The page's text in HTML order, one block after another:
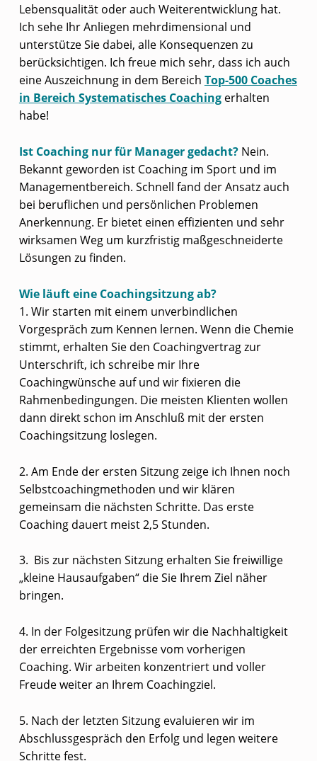
Lebensqualität oder auch Weiterentwicklung hat.
Ich sehe Ihr Anliegen mehrdimensional und
unterstütze Sie dabei, alle Konsequenzen zu
berücksichtigen. Ich freue mich sehr, dass ich auch
eine Auszeichnung in dem Bereich Top-500 Coaches
in Bereich Systematisches Coachingerhalten
habe!
Ist Coaching nur für Manager gedacht? Nein.
Bekannt geworden ist Coaching im Sport und im
Managementbereich. Schnell fand der Ansatz auch
bei beruflichen und persönlichen Problemen
Anerkennung. Er bietet einen effizienten und sehr
wirksamen Weg um kurzfristig maßgeschneiderte
Lösungen zu finden.
Wie läuft eine Coachingsitzung ab?
1. Wir starten mit einem unverbindlichen
Vorgespräch zum Kennen lernen. Wenn die Chemie
stimmt, erhalten Sie den Coachingvertrag zur
Unterschrift, ich schreibe mir Ihre
Coachingwünsche auf und wir fixieren die
Rahmenbedingungen. Die meisten Klienten wollen
dann direkt schon im Anschluß mit der ersten
Coachingsitzung loslegen.
2. Am Ende der ersten Sitzung zeige ich Ihnen noch
Selbstcoachingmethoden und wir klären
gemeinsam die nächsten Schritte. Das erste
Coaching dauert meist 2,5 Stunden.
3. Bis zur nächsten Sitzung erhalten Sie freiwillige
„kleine Hausaufgaben“ die Sie Ihrem Ziel näher
bringen.
4. In der Folgesitzung prüfen wir die Nachhaltigkeit
der erreichten Ergebnisse vom vorherigen
Coaching. Wir arbeiten konzentriert und voller
Freude weiter an Ihrem Coachingziel.
5. Nach der letzten Sitzung evaluieren wir im
Abschlussgespräch den Erfolg und legen weitere
Schritte fest.